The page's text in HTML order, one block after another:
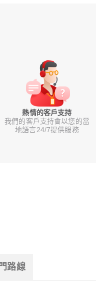
熱情的客戶支持
我們的客戶支持會以您的當
地語言24/7提供服務
路線